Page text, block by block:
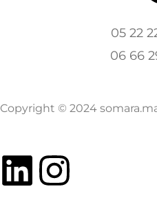
05 22
06 66
Copyright © 2024